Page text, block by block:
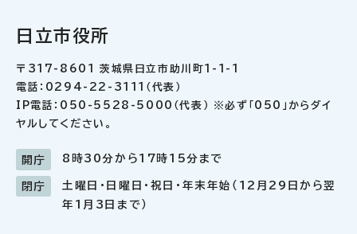
日立市役所
〒317-8601 茨城県日立市助川町1-1-1
電話：0294-22-3111（代表）
IP電話：050-5528-5000（代表） ※必ず「050」からダイ
ヤルしてください。
開庁 8時30分から17時15分まで
閉庁
土曜日・日曜日・祝日・年末年始（12月29日から翌
年1月3日まで）